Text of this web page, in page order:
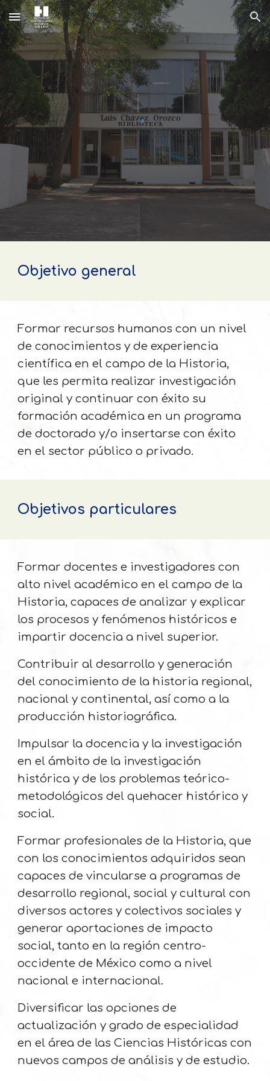
Skip to main content Skip to navigation
Objetivo general
Formar recursos humanos con un nivel
de conocimientos y de experiencia
científica en el campo de la Historia,
que les permita realizar investigación
original y continuar con éxito su
formación académica en un programa
de doctorado y/o insertarse con éxito
en el sector público o privado.
Objetivos particulares
Formar docentes e investigadores con
alto nivel académico en el campo de la
Historia, capaces de analizar y explicar
los procesos y fenómenos históricos e
impartir docencia a nivel superior.
Contribuir al desarrollo y generación
del conocimiento de la historia regional,
nacional y continental, así como a la
producción historiográfica.
Impulsar la docencia y la investigación
en el ámbito de la investigación
histórica y de los problemas teórico-
metodológicos del quehacer histórico y
social.
Formar profesionales de la Historia, que
con los conocimientos adquiridos sean
capaces de vincularse a programas de
desarrollo regional, social y cultural con
diversos actores y colectivos sociales y
generar aportaciones de impacto
social, tanto en la región centro-
occidente de México como a nivel
nacional e internacional.
Diversificar las opciones de
actualización y grado de especialidad
en el área de las Ciencias Históricas con
nuevos campos de análisis y de estudio.